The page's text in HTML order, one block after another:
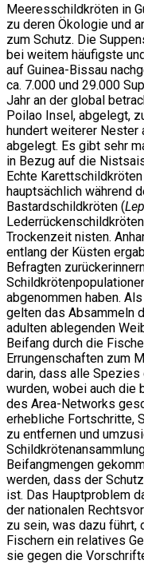
Meeresschildkröten in
zu deren Ökologie und
zum Schutz. Die
bei weitem häufigste
auf Guinea-Bissau
ca. 7.000 und 29.000
Jahr an der global
Poilao Insel, abgelegt,
hundert weiterer Nester
abgelegt. Es gibt sehr
in Bezug auf die
Echte
hauptsächlich während
Bastardschildkröten (
Trockenzeit nisten.
entlang der Küsten
Befragten
abgenommen haben.
gelten das Absammeln
adulten ablegenden
Beifang durch die
Errungenschaften zum
darin, dass alle
wurden, wobei auch die
des Area-Networks
erhebliche Fortschritte,
zu entfernen und
Beifangmengen
werden, dass der
ist. Das Hauptproblem
der nationalen
zu sein, was dazu führt,
Fischern ein relatives
sie gegen die